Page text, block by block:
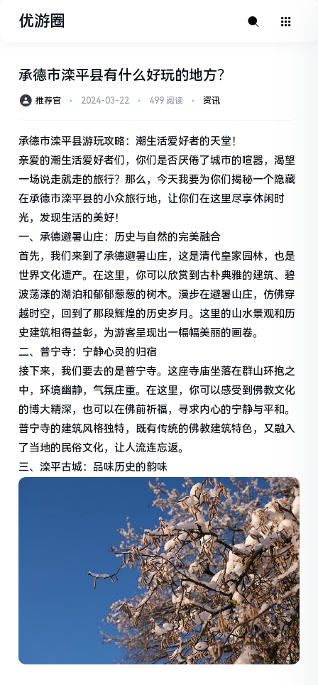
优游圈
承德市滦平县有什么好玩的地方？
推荐官 ⋅ 2024-03-22 ⋅ 499 阅读 ⋅ 资讯
承德市滦平县游玩攻略：潮生活爱好者的天堂！
亲爱的潮生活爱好者们，你们是否厌倦了城市的喧嚣，渴望
一场说走就走的旅行？那么，今天我要为你们揭秘一个隐藏
在承德市滦平县的小众旅行地，让你们在这里尽享休闲时
光，发现生活的美好！
一、承德避暑山庄：历史与自然的完美融合
首先，我们来到了承德避暑山庄，这是清代皇家园林，也是
世界文化遗产。在这里，你可以欣赏到古朴典雅的建筑、碧
波荡漾的湖泊和郁郁葱葱的树木。漫步在避暑山庄，仿佛穿
越时空，回到了那段辉煌的历史岁月。这里的山水景观和历
史建筑相得益彰，为游客呈现出一幅幅美丽的画卷。
二、普宁寺：宁静心灵的归宿
接下来，我们要去的是普宁寺。这座寺庙坐落在群山环抱之
中，环境幽静，气氛庄重。在这里，你可以感受到佛教文化
的博大精深，也可以在佛前祈福，寻求内心的宁静与平和。
普宁寺的建筑风格独特，既有传统的佛教建筑特色，又融入
了当地的民俗文化，让人流连忘返。
三、滦平古城：品味历史的韵味